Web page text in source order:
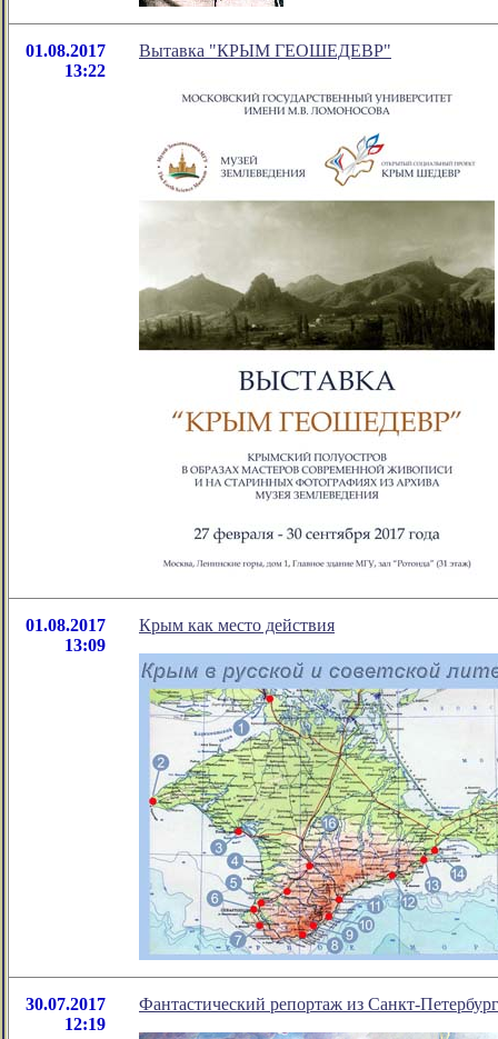
01.08.2017
13:22
Вытавка "КРЫМ ГЕОШЕДЕВР"
01.08.2017
13:09
Крым как место действия
30.07.2017
12:19
Фантастический репортаж из Санкт-